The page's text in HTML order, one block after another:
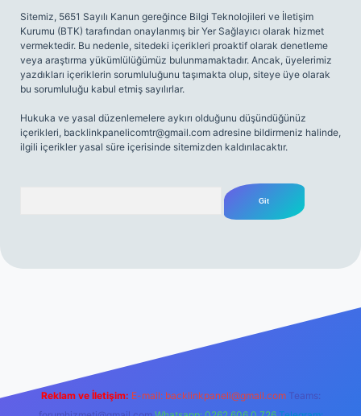
Sitemiz, 5651 Sayılı Kanun gereğince Bilgi Teknolojileri ve İletişim
Kurumu (BTK) tarafından onaylanmış bir Yer Sağlayıcı olarak hizmet
vermektedir. Bu nedenle, sitedeki içerikleri proaktif olarak denetleme
veya araştırma yükümlülüğümüz bulunmamaktadır. Ancak, üyelerimiz
yazdıkları içeriklerin sorumluluğunu taşımakta olup, siteye üye olarak
bu sorumluluğu kabul etmiş sayılırlar.
Hukuka ve yasal düzenlemelere aykırı olduğunu düşündüğünüz
içerikleri, backlinkpanelicomtr@gmail.com adresine bildirmeniz halinde,
ilgili içerikler yasal süre içerisinde sitemizden kaldırılacaktır.
Reklam ve İletişim: E-mail: backlinkpaneli@gmail.com Teams: